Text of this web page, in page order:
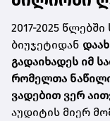
2017-2025
ბიუჯეტიდან
გადაიხადეს იმ
რომელთა
ვადებით ვერ
აუდიტის მიერ